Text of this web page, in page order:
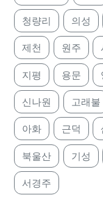
청량리 의성
제천 원주
지평 용문
신나원 고래불
아화 근덕
북울산 기성
서경주